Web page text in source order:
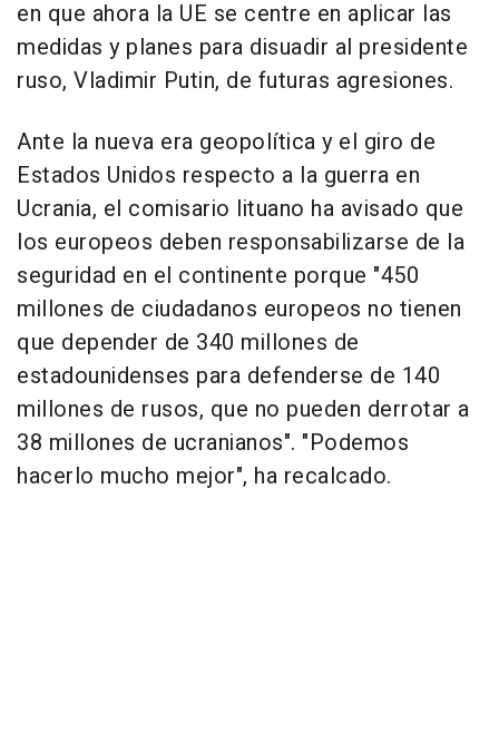
en que ahora la UE se centre en aplicar las
medidas y planes para disuadir al presidente
ruso, Vladimir Putin, de futuras agresiones.
Ante la nueva era geopolítica y el giro de
Estados Unidos respecto a la guerra en
Ucrania, el comisario lituano ha avisado que
los europeos deben responsabilizarse de la
seguridad en el continente porque "450
millones de ciudadanos europeos no tienen
que depender de 340 millones de
estadounidenses para defenderse de 140
millones de rusos, que no pueden derrotar a
38 millones de ucranianos". "Podemos
hacerlo mucho mejor", ha recalcado.